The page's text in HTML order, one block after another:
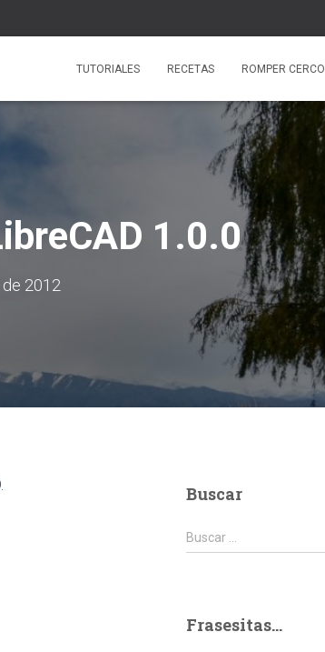
TUTORIALES RECETAS ROMPER CERCO
1.0.0
2012
Buscar
Buscar:
Buscar …
Frasesitas...